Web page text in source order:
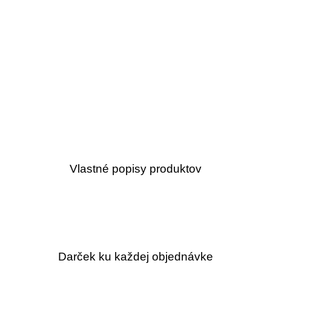
Vlastné popisy produktov
Darček ku každej objednávke